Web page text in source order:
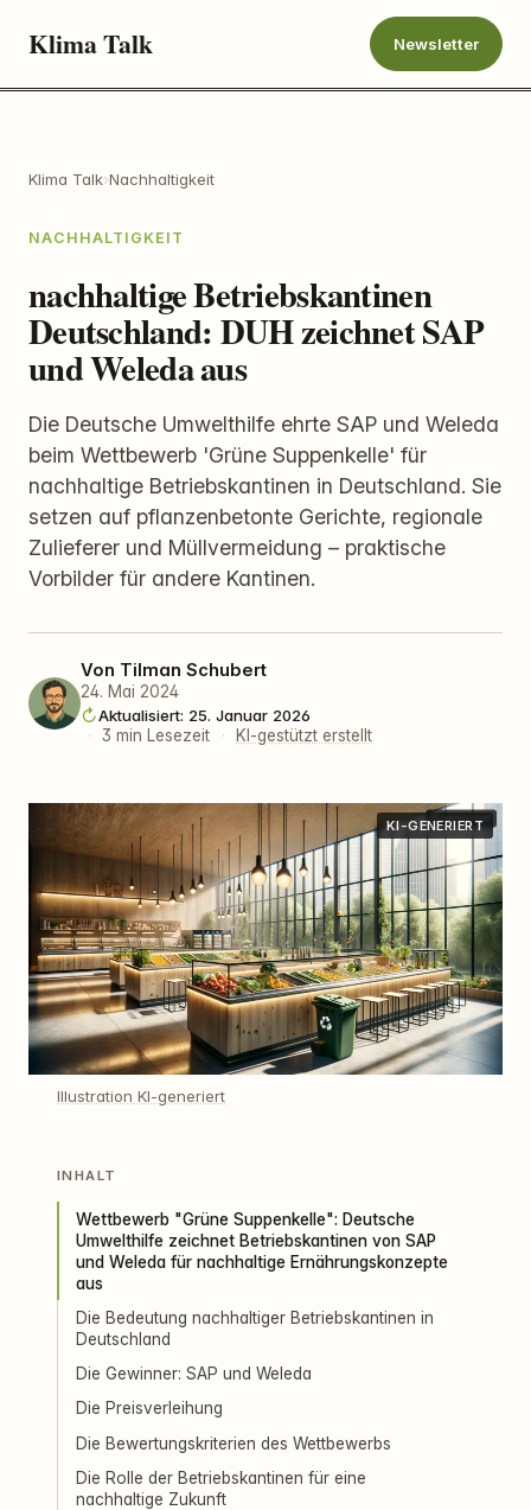
Klima Talk Newsletter
Klima Talk›Nachhaltigkeit
NACHHALTIGKEIT
nachhaltige Betriebskantinen
Deutschland: DUH zeichnet SAP
und Weleda aus
Die Deutsche Umwelthilfe ehrte SAP und Weleda
beim Wettbewerb 'Grüne Suppenkelle' für
nachhaltige Betriebskantinen in Deutschland. Sie
setzen auf pflanzenbetonte Gerichte, regionale
Zulieferer und Müllvermeidung – praktische
Vorbilder für andere Kantinen.
Von Tilman Schubert
24. Mai 2024
Aktualisiert: 25. Januar 2026
·
3 min Lesezeit · KI-gestützt erstellt
KI-GENERIERT
Illustration KI-generiert
INHALT
Wettbewerb "Grüne Suppenkelle": Deutsche
Umwelthilfe zeichnet Betriebskantinen von SAP
und Weleda für nachhaltige Ernährungskonzepte
aus
Die Bedeutung nachhaltiger Betriebskantinen in
Deutschland
Die Gewinner: SAP und Weleda
Die Preisverleihung
Die Bewertungskriterien des Wettbewerbs
Die Rolle der Betriebskantinen für eine
nachhaltige Zukunft